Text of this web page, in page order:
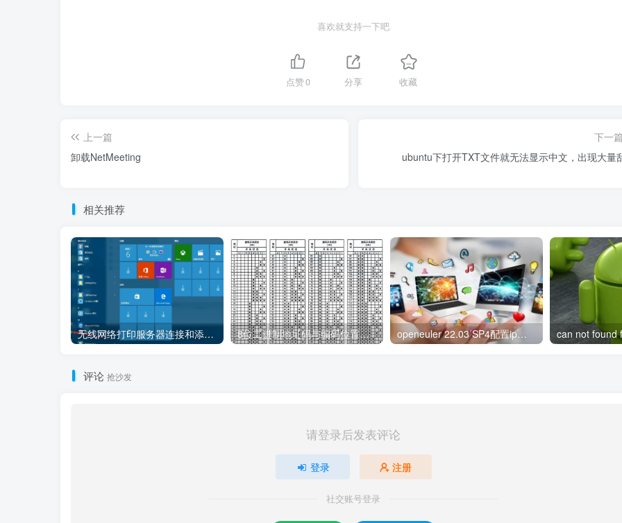
喜欢就支持一下吧
点赞0 分享 收藏
上一篇
卸载NetMeeting
下一
ubuntu下打开TXT文件就无法显示中文，出现大量
相关推荐
无线网络打印服务器连接和添加打印机教程 8位二进制地址码与编码位置对照表 openeuler 22.03 SP4配置ip地址的详细步骤
评论 抢沙发
请登录后发表评论
登录 注册
社交账号登录